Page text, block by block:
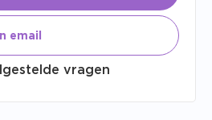
email
vragen